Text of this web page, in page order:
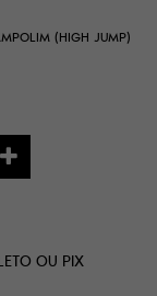
(HIGH JUMP)
OU PIX